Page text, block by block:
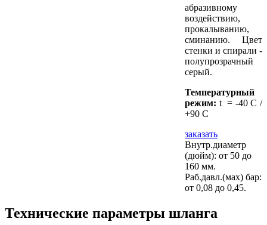
абразивному
воздействию,
прокалыванию,
сминанию. Цвет
стенки и спирали -
полупрозрачный
серый.
Температурный
режим: t = -40 C /
+90 C
заказать
Внутр.диаметр
(дюйм): от 50 до
160 мм.
Раб.давл.(мах) бар:
от 0,08 до 0,45.
Технические параметры шланга